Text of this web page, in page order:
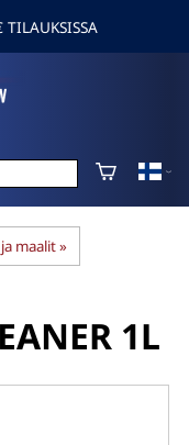
maalit‪»
1L